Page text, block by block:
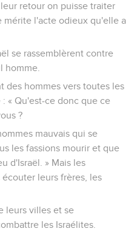
retour on puisse traiter
mérite l'acte odieux qu'elle a
se rassemblèrent contre
homme.
des hommes vers toutes les
« Qu'est-ce donc que ce
?
mauvais qui se
les fassions mourir et que
d'Israël. » Mais les
leurs frères, les
leurs villes et se
les Israélites.